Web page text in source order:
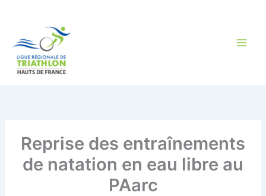
Reprise des entraînements
de natation en eau libre au
PAarc